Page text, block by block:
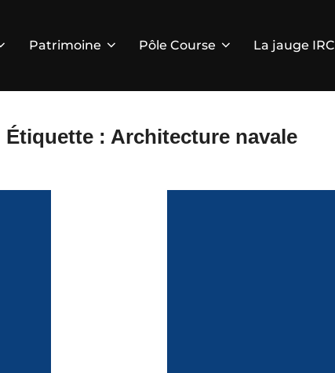
Patrimoine Pôle Course La jauge IRC
Étiquette : Architecture navale